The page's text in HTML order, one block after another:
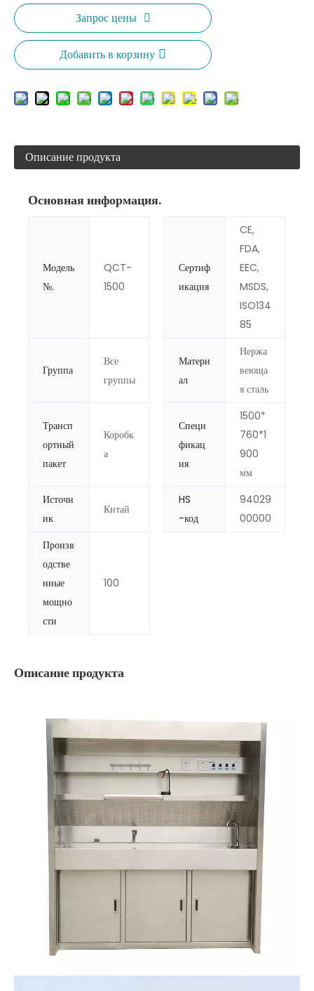
Запрос цены
Добавить в корзину
Описание продукта
Основная информация.
Модель
№.
QCT-
1500
Сертиф
икация
CE,
FDA,
EEC,
MSDS,
ISO134
85
Группа
Все
группы
Матери
ал
Нержа
веюща
я сталь
Трансп
ортный
пакет
Коробк
а
Специ
фикац
ия
1500*
760*1
900
мм
Источн
ик
Китай
HS
-код
94029
00000
Произв
одстве
нные
мощно
сти
100
Описание продукта